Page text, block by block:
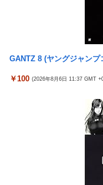
ミヤネ屋に出演した左
【草】アル中「水飲み
「こんな事になるんや
ザーがドン引き、
は……
演劇のせいで2人も無
【悲報】ライター「ち
死神のコスプレをして
【画像】コスプレイヤ
【画像】スト6に彗星の
周囲の人「おい見ろよ
けーｗ」一人焼肉ワイ
ｗｗｗ
【悲報】ワンダンス作
た」←アニメの当てつけ
エアギアって再アニメ
さとか大暮のセンスを忠
涌井秀章(40) 2.88 3勝1
神谷玲子の新台は神ぱ
GANTZ 8 (ヤングジャンプ
￥100 (2026年8月6日 11:37 GMT